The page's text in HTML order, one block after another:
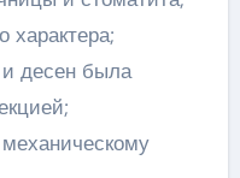
характера;
и десен была